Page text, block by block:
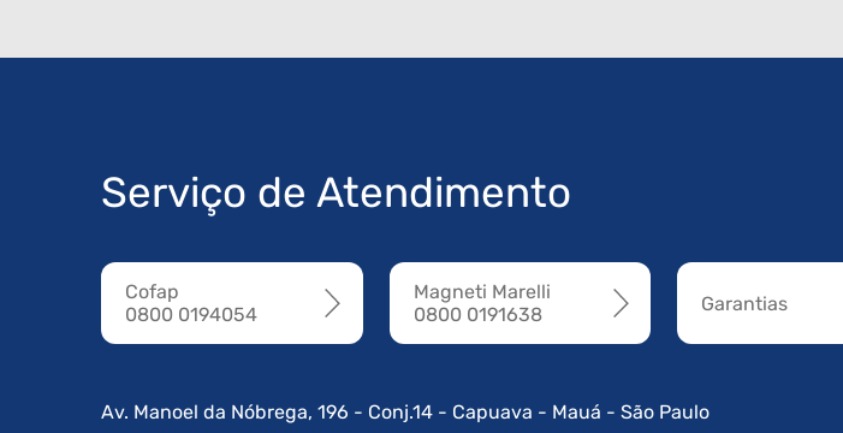
Serviço de Atendimento
Cofap
0800 0194054
Magneti Marelli
0800 0191638
Garantias
Av. Manoel da Nóbrega, 196 - Conj.14 - Capuava - Mauá - São Paulo